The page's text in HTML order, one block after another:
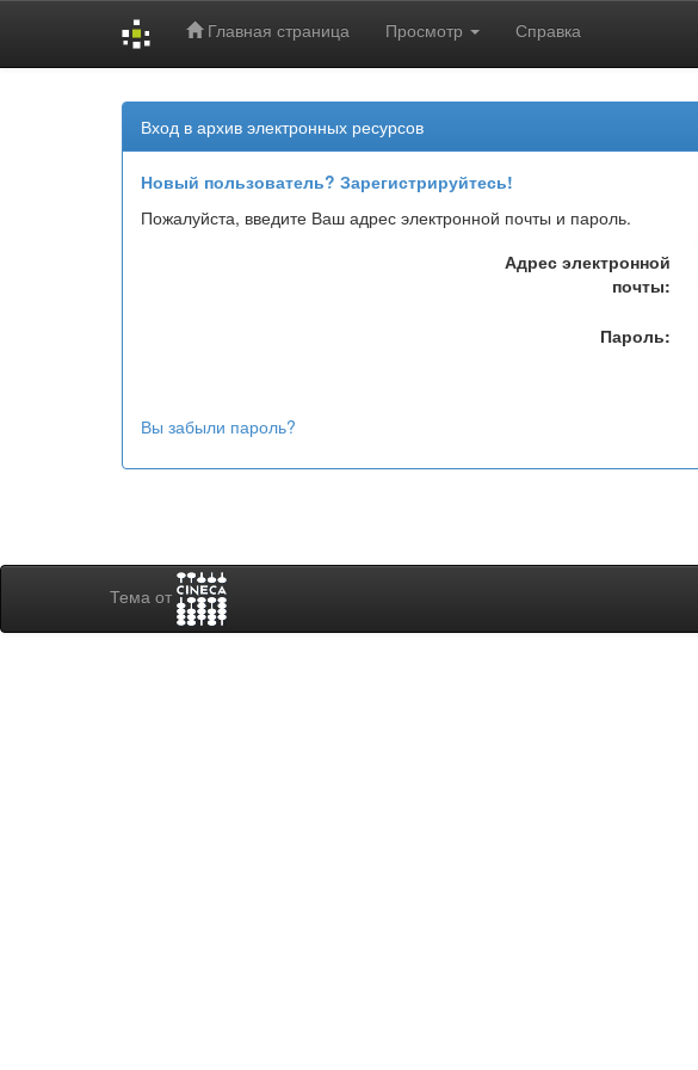
Главная страница Просмотр Справка
Вход в архив электронных ресурсов
Новый пользователь? Зарегистрируйтесь!
Пожалуйста, введите Ваш адрес электронной почты и пароль.
Адрес электронной
почты:
Пароль:
Вы забыли пароль?
Тема от